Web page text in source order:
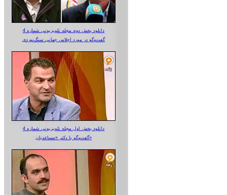
دانلود بخش دوم مجله تلویزیونی شماره 4
گفت‌وگو در مورد اجلاس جهانی سنگ‌نوردی
دانلود بخش اول مجله تلویزیونی شماره 4
گفت‌وگو با دکتر «مساعدیان»